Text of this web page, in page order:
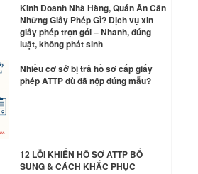
Kinh Doanh Nhà Hàng, Quán Ăn Cần
Những Giấy Phép Gì? Dịch vụ xin
giấy phép trọn gói – Nhanh, đúng
luật, không phát sinh
Nhiều cơ sở bị trả hồ sơ cấp giấy
phép ATTP dù đã nộp đúng mẫu?
12 LỖI KHIẾN HỒ SƠ ATTP BỔ
SUNG & CÁCH KHẮC PHỤC